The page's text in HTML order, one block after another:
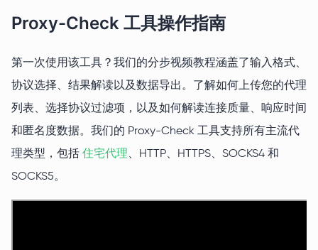
Proxy-Check 工具操作指南
第一次使用该工具？我们的分步视频教程涵盖了输入格式、
协议选择、结果解读以及数据导出。了解如何上传您的代理
列表、选择协议过滤项，以及如何解读连接质量、响应时间
和匿名度数据。我们的 Proxy-Check 工具支持所有主流代
理类型，包括 住宅代理、HTTP、HTTPS、SOCKS4 和
SOCKS5。